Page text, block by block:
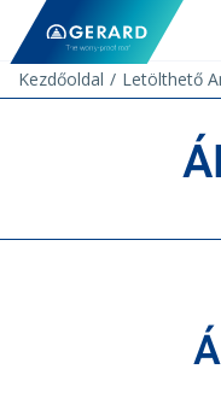
Kezdőoldal
Letölthető